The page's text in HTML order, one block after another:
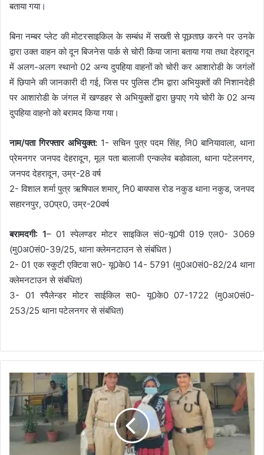
बताया गया।
बिना नम्बर प्लेट की मोटरसाइकिल के सम्बंध में सख्ती से पूछताछ करने पर उनके
द्वारा उक्त वाहन को दून बिजनेस पार्क से चोरी किया जाना बताया गया तथा देहरादून
में अलग-अलग स्थानो 02 अन्य दुपहिया वाहनों को चोरी कर आशारोडी के जगंलों
में छिपाने की जानकारी दी गई, जिस पर पुलिस टीम द्वारा अभियुक्तों की निशानदेही
पर आशारोडी के जंगल में खण्डहर से अभियुक्तों द्वारा छुपाए गये चोरी के 02 अन्य
दुपहिया वाहनो को बरामद किया गया।
नाम/पता गिरफ्तार अभियुक्त:1- सचिन पुत्र पदम सिंह, नि0 बानियावाला, थाना
प्रेमनगर जनपद देहरादून, मूल पता बालाजी एन्कलेव बडोवाला, थाना पटेलनगर,
जनपद देहरादून, उम्र-28 वर्ष
2- विशाल शर्मा पुत्र ऋषिपाल शमार्, नि0 बायपास रोड नकुड थाना नकुड, जनपद
सहारनपुर, उ0प्र0, उम्र-20वर्ष
बरामदगी: 1– 01 स्पेलण्डर मोटर साइकिल सं0-यू0पी 019 एल0- 3069
(मु0अ0सं0-39/25, थाना क्लेमनटाउन से संबंधित )
2- 01 एक स्कुटी एक्टिवा स0- यू0के0 14- 5791 (मु0अ0सं0-82/24 थाना
क्लेमनटाउन से संबंधित)
3- 01 स्पैलेन्डर मोटर साईकिल स0- यू0के0 07-1722 (मु0अ0सं0-
253/25 थाना पटेलनगर से संबंधित)